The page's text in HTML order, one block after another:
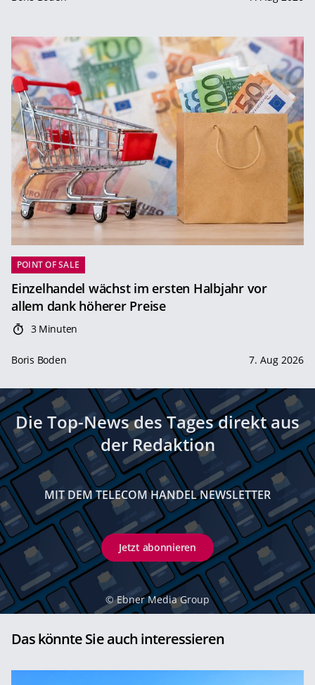
POINT OF SALE
Einzelhandel wächst im ersten Halbjahr vor
allem dank höherer Preise
3 Minuten
Boris Boden 7. Aug 2026
Die Top-News des Tages direkt aus
der Redaktion
MIT DEM TELECOM HANDEL NEWSLETTER
Jetzt abonnieren
© Ebner Media Group
Das könnte Sie auch interessieren